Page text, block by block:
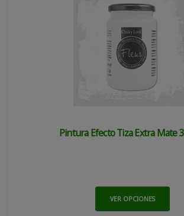
Pintura Efecto Tiza Extra Mate
VER OPCIONES